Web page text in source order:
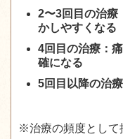
2〜3回目の治療
かしやすくなる
4回目の治療：
確になる
5回目以降の治
※治療の頻度として